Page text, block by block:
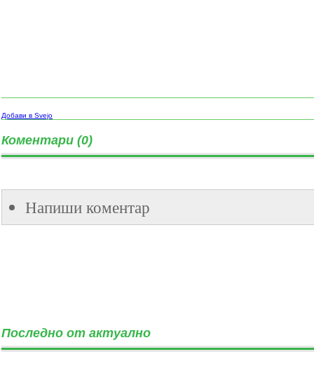
Добави в Svejo
Коментари (0)
Напиши коментар
Последно от актуално